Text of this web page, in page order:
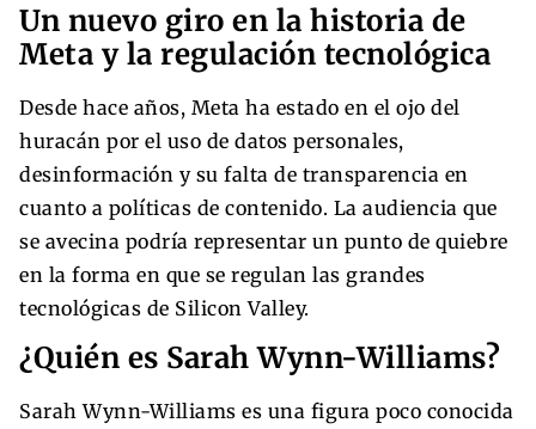
Un nuevo giro en la historia de
Meta y la regulación tecnológica
Desde hace años, Meta ha estado en el ojo del
huracán por el uso de datos personales,
desinformación y su falta de transparencia en
cuanto a políticas de contenido. La audiencia que
se avecina podría representar un punto de quiebre
en la forma en que se regulan las grandes
tecnológicas de Silicon Valley.
¿Quién es Sarah Wynn-Williams?
Sarah Wynn-Williams es una figura poco conocida